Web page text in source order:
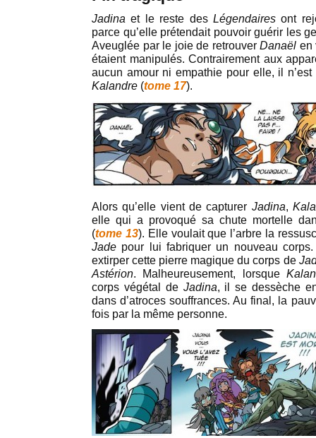
Jadina et le reste des Légendaires ont
parce qu’elle prétendait pouvoir guérir les
Aveuglée par le joie de retrouverDanaël en
étaient manipulés. Contrairement aux
aucun amour ni empathie pour elle, il
Kalandre (tome 17).
Alors qu’elle vient de capturer Jadina,
elle qui a provoqué sa chute mortelle
(tome 13). Elle voulait que l’arbre la
Jade pour lui fabriquer un nouveau
extirper cette pierre magique du corps de
Astérion. Malheureusement, lorsque
corps végétal de Jadina, il se dessèche
dans d’atroces souffrances. Au final, la
fois par la même personne.